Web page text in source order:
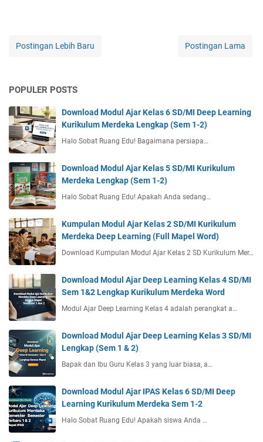
Postingan Lebih Baru Postingan Lama
POPULER POSTS
Download Modul Ajar Kelas 6 SD/MI Deep Learning
Kurikulum Merdeka Lengkap (Sem 1-2)
Halo Sobat Ruang Edu! Bagaimana persiapa…
Download Modul Ajar Kelas 5 SD/MI Kurikulum
Merdeka Lengkap (Sem 1-2)
Halo Sobat Ruang Edu! Apakah Anda sedang…
Kumpulan Modul Ajar Kelas 2 SD/MI Kurikulum
Merdeka Deep Learning (Full Mapel Word)
Download Kumpulan Modul Ajar Kelas 2 SD Kurikulum Mer…
Download Modul Ajar Deep Learning Kelas 4 SD/MI
Sem 1&2 Lengkap Kurikulum Merdeka Word
Modul Ajar Deep Learning Kelas 4 adalah perangkat a…
Download Modul Ajar Deep Learning Kelas 3 SD/MI
Lengkap (Sem 1 & 2)
Bapak dan Ibu Guru Kelas 3 yang luar biasa, a…
Download Modul Ajar IPAS Kelas 6 SD/MI Deep
Learning Kurikulum Merdeka Sem 1-2
Halo Sobat Ruang Edu! Apakah siswa Anda …